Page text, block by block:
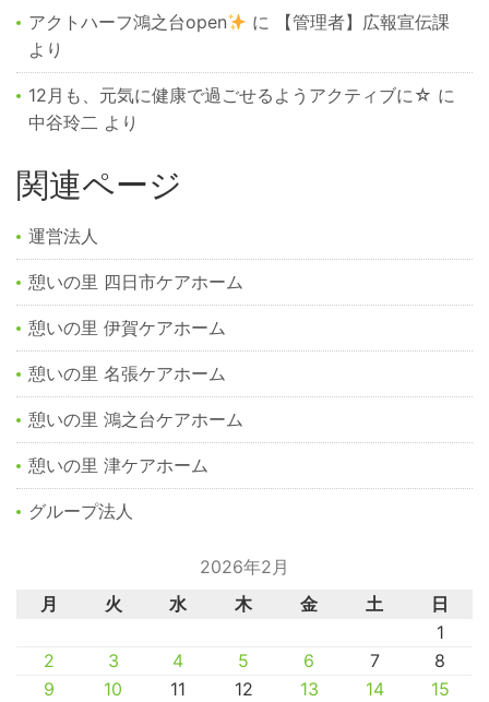
アクトハーフ鴻之台open に
【管理者】広報宣伝課
より
12月も、元気に健康で過ごせるようアクティブに☆ に
中谷玲二 より
関連ページ
運営法人
憩いの里 四日市ケアホーム
憩いの里 伊賀ケアホーム
憩いの里 名張ケアホーム
憩いの里 鴻之台ケアホーム
憩いの里 津ケアホーム
グループ法人
2026年2月
月
火 水 木 金 土
日
1
2
3 4 5 6 7
8
9
10 11 12 13 14 15